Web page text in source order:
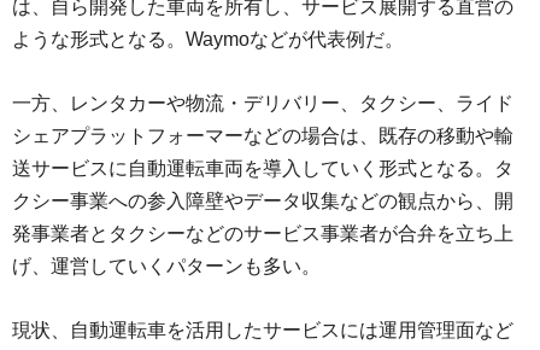
は、自ら開発した車両を所有し、サービス展開する直営の
ような形式となる。Waymoなどが代表例だ。
一方、レンタカーや物流・デリバリー、タクシー、ライド
シェアプラットフォーマーなどの場合は、既存の移動や輸
送サービスに自動運転車両を導入していく形式となる。タ
クシー事業への参入障壁やデータ収集などの観点から、開
発事業者とタクシーなどのサービス事業者が合弁を立ち上
げ、運営していくパターンも多い。
現状、自動運転車を活用したサービスには運用管理面など